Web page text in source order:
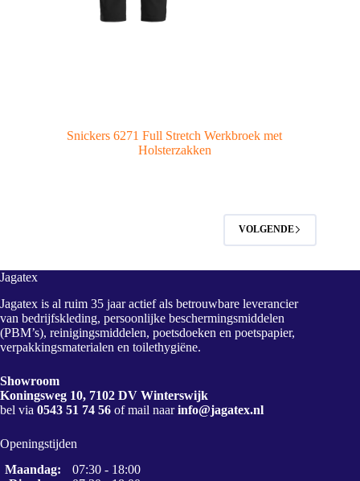
Snickers 6271 Full Stretch Werkbroek met
Holsterzakken
VOLGENDE
Jagatex
Jagatex is al ruim 35 jaar actief als betrouwbare leverancier
van bedrijfskleding, persoonlijke beschermingsmiddelen
(PBM’s), reinigingsmiddelen, poetsdoeken en poetspapier,
verpakkingsmaterialen en toilethygiëne.
Showroom
Koningsweg 10, 7102 DV Winterswijk
bel via 0543 51 74 56 of mail naarinfo@jagatex.nl
Openingstijden
Maandag:
07:30 - 18:00